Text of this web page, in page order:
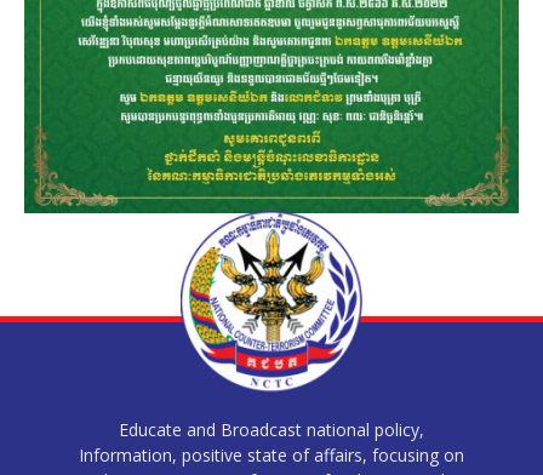
Educate and Broadcast national policy,
Information, positive state of affairs, focusing on